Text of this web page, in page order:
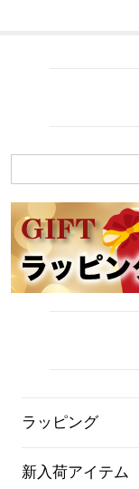
ラッピング
新入荷アイテム